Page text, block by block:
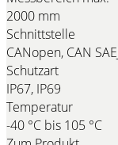
2000 mm
Schnittstelle
CANopen, CAN
Schutzart
IP67, IP69
Temperatur
-40 °C bis 105 °C